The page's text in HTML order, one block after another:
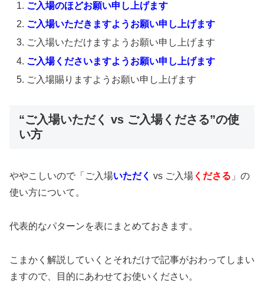
ご入場のほどお願い申し上げます
ご入場いただきますようお願い申し上げます
ご入場いただけますようお願い申し上げます
ご入場くださいますようお願い申し上げます
ご入場賜りますようお願い申し上げます
“ご入場いただく vs ご入場くださる”の使
い方
ややこしいので「ご入場いただく vs ご入場 くださる 」の
使い方について。
代表的なパターンを表にまとめておきます。
こまかく解説していくとそれだけで記事がおわってしまい
ますので、目的にあわせてお使いください。